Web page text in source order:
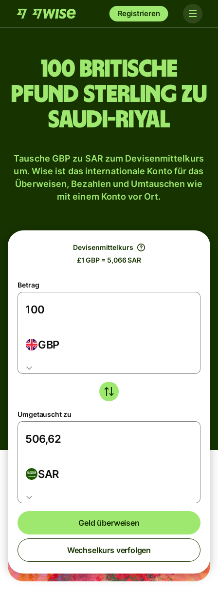
Registrieren
100 britische
Pfund Sterling zu
Saudi-Riyal
Tausche GBP zu SAR zum Devisenmittelkurs
um. Wise ist das internationale Konto für das
Überweisen, Bezahlen und Umtauschen wie
mit einem Konto vor Ort.
Devisenmittelkurs
£1 GBP = 5,066 SAR
Betrag
GBP
Umgetauscht zu
SAR
Geld überweisen
Wechselkurs verfolgen